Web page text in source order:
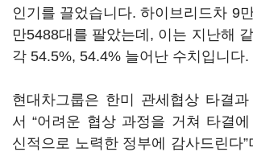
인기를 끌었습니다. 하이브리드차 9
만5488대를 팔았는데, 이는 지난해
각 54.5%, 54.4% 늘어난 수치입니다.
현대차그룹은 한미 관세협상 타결과
서 “어려운 협상 과정을 거쳐 타결
신적으로 노력한 정부에 감사드린다”